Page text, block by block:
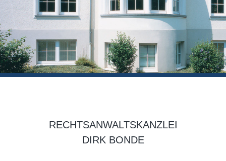
RECHTSANWALTSKANZLEI
DIRK BONDE